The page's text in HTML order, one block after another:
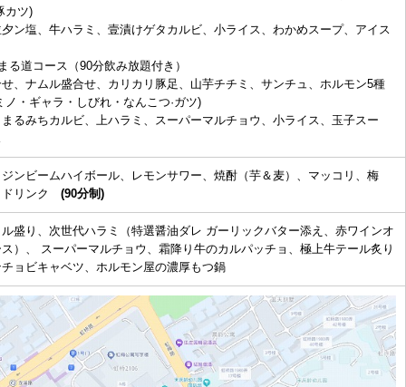
カツ)
ン塩、牛ハラミ、壹漬けゲタカルビ、小ライス、わかめスープ、アイス
る道コース（90分飲み放題付き）
、ナムル盛合せ、カリカリ豚足、山芋チチミ、サンチュ、ホルモン5種
ノ・ギャラ・しびれ・なんこつ·ガツ)
るみちカルビ、上ハラミ、スーパーマルチョウ、小ライス、玉子スー
ンビームハイボール、レモンサワー、焼酎（芋＆麦）、マッコリ、梅
ドリンク (90分制)
盛り、次世代ハラミ（特選醤油ダレ ガーリックバター添え、赤ワインオ
）、 スーパーマルチョウ、霜降り牛のカルパッチョ、極上牛テール炙り
ョビキャベツ、ホルモン屋の濃厚もつ鍋